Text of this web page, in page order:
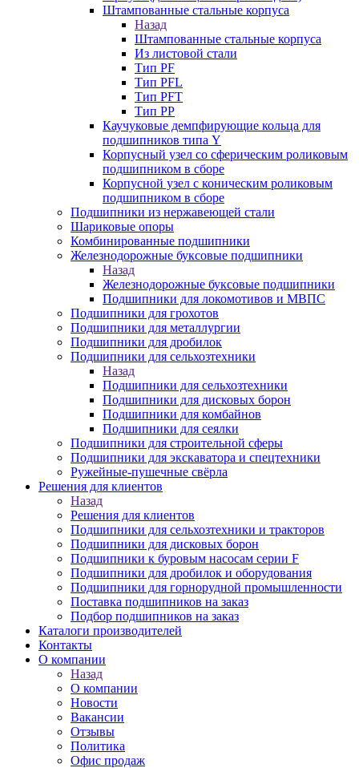
Штампованные стальные корпуса
Назад
Штампованные стальные корпуса
Из листовой стали
Тип PF
Тип PFL
Тип PFT
Тип PP
Каучуковые демпфирующие кольца для
подшипников типа Y
Корпусный узел со сферическим роликовым
подшипником в сборе
Корпусной узел с коническим роликовым
подшипником в сборе
Подшипники из нержавеющей стали
Шариковые опоры
Комбинированные подшипники
Железнодорожные буксовые подшипники
Назад
Железнодорожные буксовые подшипники
Подшипники для локомотивов и МВПС
Подшипники для грохотов
Подшипники для металлургии
Подшипники для дробилок
Подшипники для сельхозтехники
Назад
Подшипники для сельхозтехники
Подшипники для дисковых борон
Подшипники для комбайнов
Подшипники для сеялки
Подшипники для строительной сферы
Подшипники для экскаватора и спецтехники
Ружейные-пушечные свёрла
Решения для клиентов
Назад
Решения для клиентов
Подшипники для сельхозтехники и тракторов
Подшипники для дисковых борон
Подшипники к буровым насосам серии F
Подшипники для дробилок и оборудования
Подшипники для горнорудной промышленности
Поставка подшипников на заказ
Подбор подшипников на заказ
Каталоги производителей
Контакты
О компании
Назад
О компании
Новости
Вакансии
Отзывы
Политика
Офис продаж